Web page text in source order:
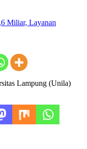
Miliar, Layanan
Lampung (Unila)